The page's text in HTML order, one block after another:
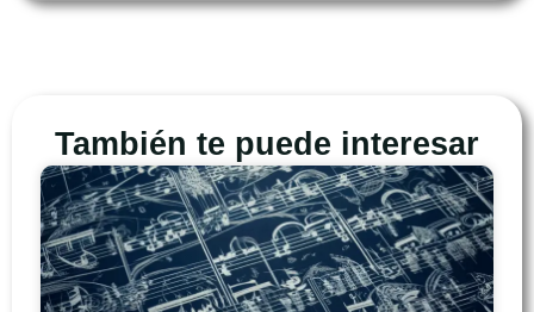
También te puede interesar